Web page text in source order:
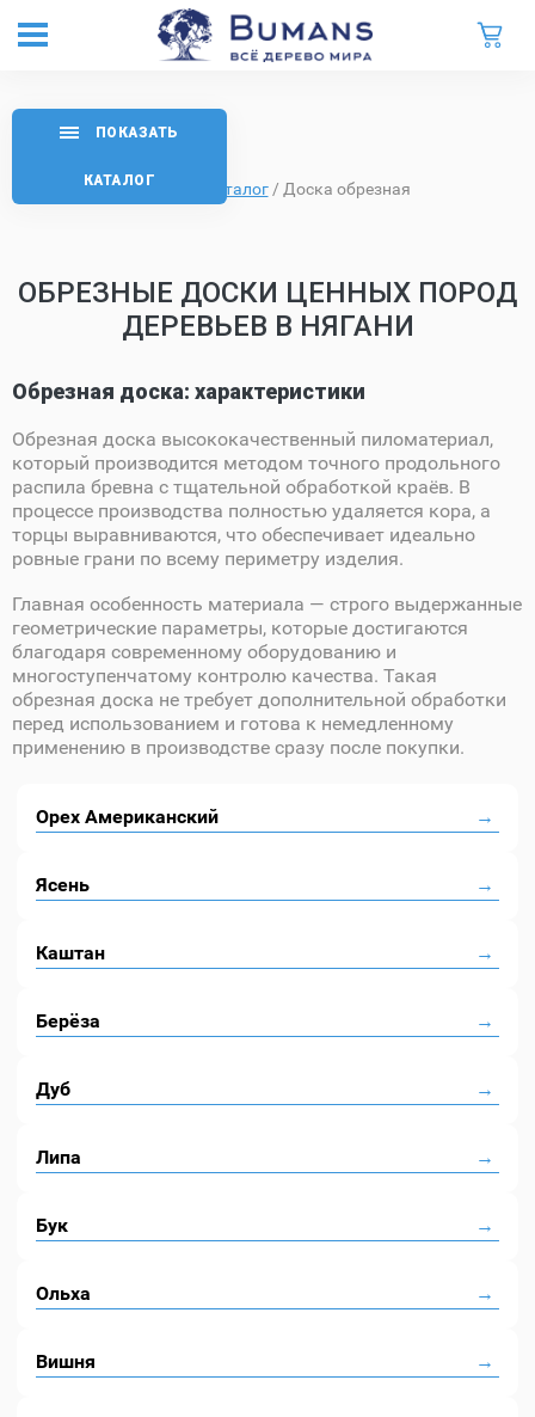
Главная Каталог / Доска обрезная
ОБРЕЗНЫЕ ДОСКИ ЦЕННЫХ ПОРОД
ДЕРЕВЬЕВ В НЯГАНИ
ПОКАЗАТЬ
КАТАЛОГ
Обрезная доска: характеристики
Обрезная доска высококачественный пиломатериал,
который производится методом точного продольного
распила бревна с тщательной обработкой краёв. В
процессе производства полностью удаляется кора, а
торцы выравниваются, что обеспечивает идеально
ровные грани по всему периметру изделия.
Главная особенность материала — строго выдержанные
геометрические параметры, которые достигаются
благодаря современному оборудованию и
многоступенчатому контролю качества. Такая
обрезная доска не требует дополнительной обработки
перед использованием и готова к немедленному
применению в производстве сразу после покупки.
Орех Американский
Ясень
Каштан
Берёза
Дуб
Липа
Бук
Ольха
Вишня